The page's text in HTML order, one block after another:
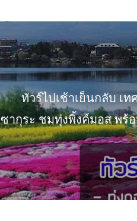
ทัวร์ไปเช้าเย็นกลับ เ
ซากุระ ชมทุ่งพิ้งค์มอส พร้